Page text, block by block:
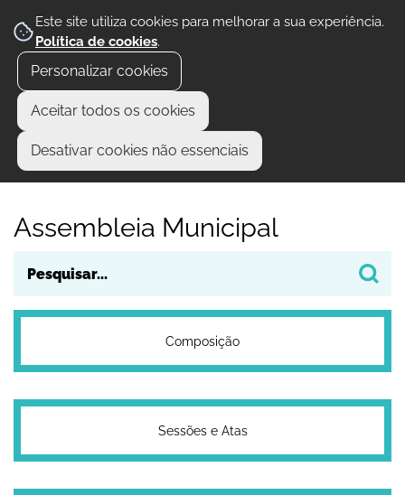
Este site utiliza cookies para melhorar a sua experiência.
Política de cookies.
Personalizar cookies
Aceitar todos os cookies
Desativar cookies não essenciais
Assembleia Municipal
Composição
Sessões e Atas